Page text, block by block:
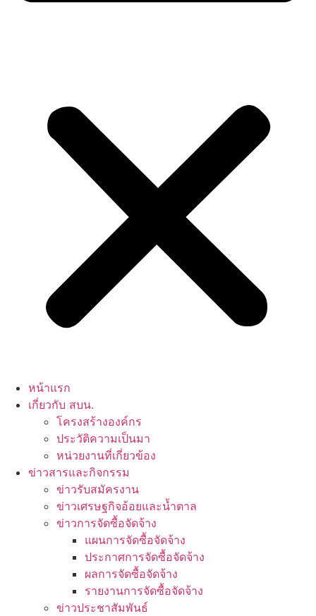
หน้าแรก
เกี่ยวกับ สบน.
โครงสร้างองค์กร
ประวัติความเป็นมา
หน่วยงานที่เกี่ยวข้อง
ข่าวสารและกิจกรรม
ข่าวรับสมัครงาน
ข่าวเศรษฐกิจอ้อยและน้ำตาล
ข่าวการจัดซื้อจัดจ้าง
แผนการจัดซื้อจัดจ้าง
ประกาศการจัดซื้อจัดจ้าง
ผลการจัดซื้อจัดจ้าง
รายงานการจัดซื้อจัดจ้าง
ข่าวประชาสัมพันธ์